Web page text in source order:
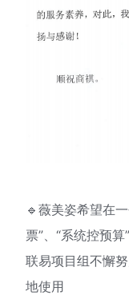
🔹薇美姿希望在
票”、“系统控预
联易项目组不懈
地使用